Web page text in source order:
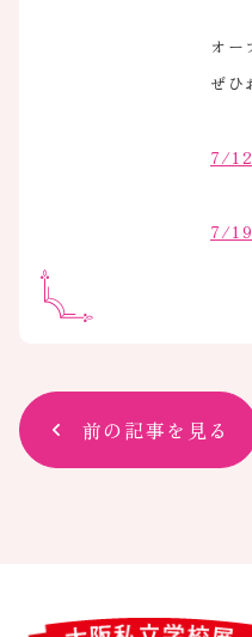
オー
ぜひ
7/12
7/19
前の記事を見る